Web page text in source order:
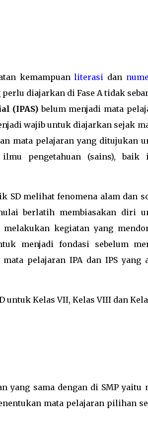
kemampuanliterasi dan
diajarkan di Fase A tidak
(IPAS) belum menjadi mata
wajib untuk diajarkan sejak
mata pelajaran yang ditujukan
pengetahuan (sains), baik
SD melihat fenomena alam dan
berlatih membiasakan diri
kegiatan yang
menjadi fondasi sebelum
pelajaran IPA dan IPS yang
Kelas VII, Kelas VIII dan
yang sama dengan di SMP yaitu
mata pelajaran pilihan